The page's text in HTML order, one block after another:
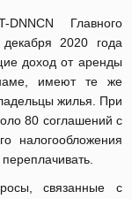
Главного
2020 года
доход от аренды
имеют те же
жилья. При
80 соглашений с
налогообложения
связанные с